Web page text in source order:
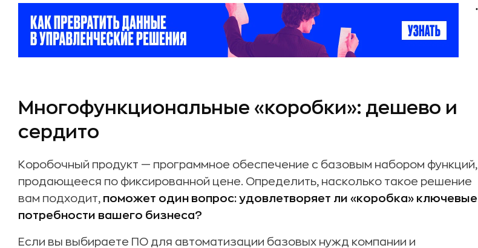
Многофункциональные «коробки»: дешево и
сердито
Коробочный продукт — программное обеспечение с базовым набором функций,
продающееся по фиксированной цене. Определить, насколько такое решение
вам подходит, поможет один вопрос: удовлетворяет ли «коробка» ключевые
потребности вашего бизнеса?
Если вы выбираете ПО для автоматизации базовых нужд компании и